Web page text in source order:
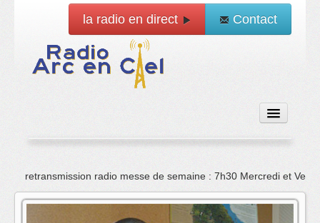
la radio en direct Contact
Accueil
Emissions
retransmission radio messe de semaine : 7h30 Mercredi et